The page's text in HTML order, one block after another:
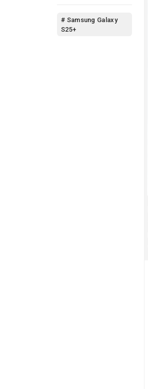
# Samsung Galaxy
S25+